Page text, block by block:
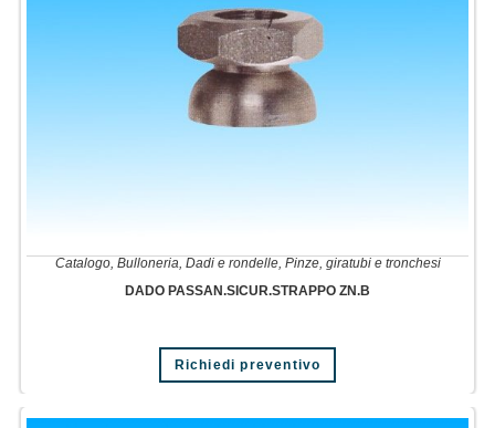
Catalogo, Bulloneria, Dadi e rondelle, Pinze, giratubi e tronchesi
DADO PASSAN.SICUR.STRAPPO ZN.B
Richiedi preventivo